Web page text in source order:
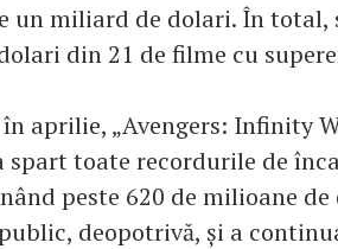
un miliard de dolari. În
din 21 de filme cu
aprilie, „Avengers: Infinity
toate recordurile de
peste 620 de milioane
deopotrivă, și a